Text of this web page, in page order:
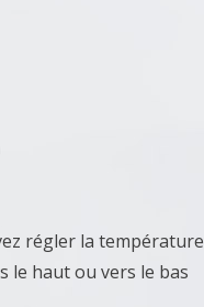
régler la température
le haut ou vers le bas